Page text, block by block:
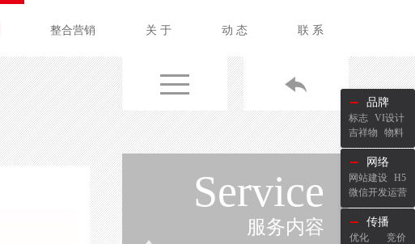
整合营销 关 于 动 态 联 系
Service
服务内容
品牌
标志 VI设计
吉祥物
物料
网络
网站建设 H5
微信开发运营
传播
优化
竞价